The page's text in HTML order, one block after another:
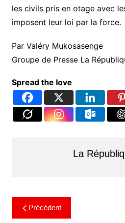
les civils pris en otage avec
imposent leur loi par la force.
Par Valéry Mukosasenge
Groupe de Presse La
Spread the love
La
Précédent